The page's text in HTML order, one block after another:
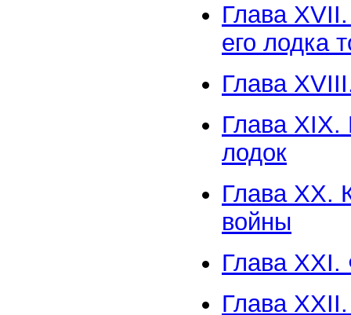
Глава
его лодка
Глава
Глава
лодок
Глава XX.
войны
Глава XXI.
Глава